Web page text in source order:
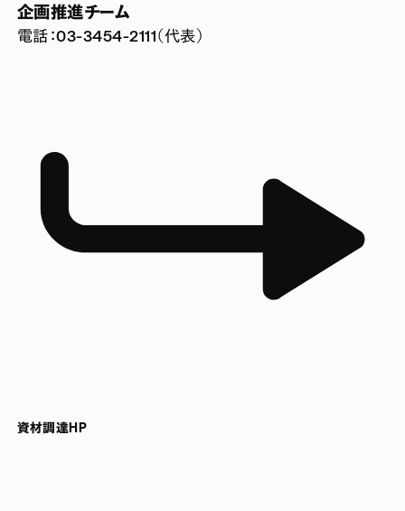
企画推進チーム
電話：03-3454-2111（代表）
資材調達HP